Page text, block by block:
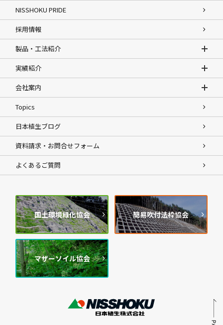
NISSHOKU PRIDE
採用情報
製品・工法紹介
実績紹介
会社案内
Topics
日本植生ブログ
資料請求・お問合せフォーム
よくあるご質問
国土環境緑化協会 簡易吹付法枠協会
マザーソイル協会